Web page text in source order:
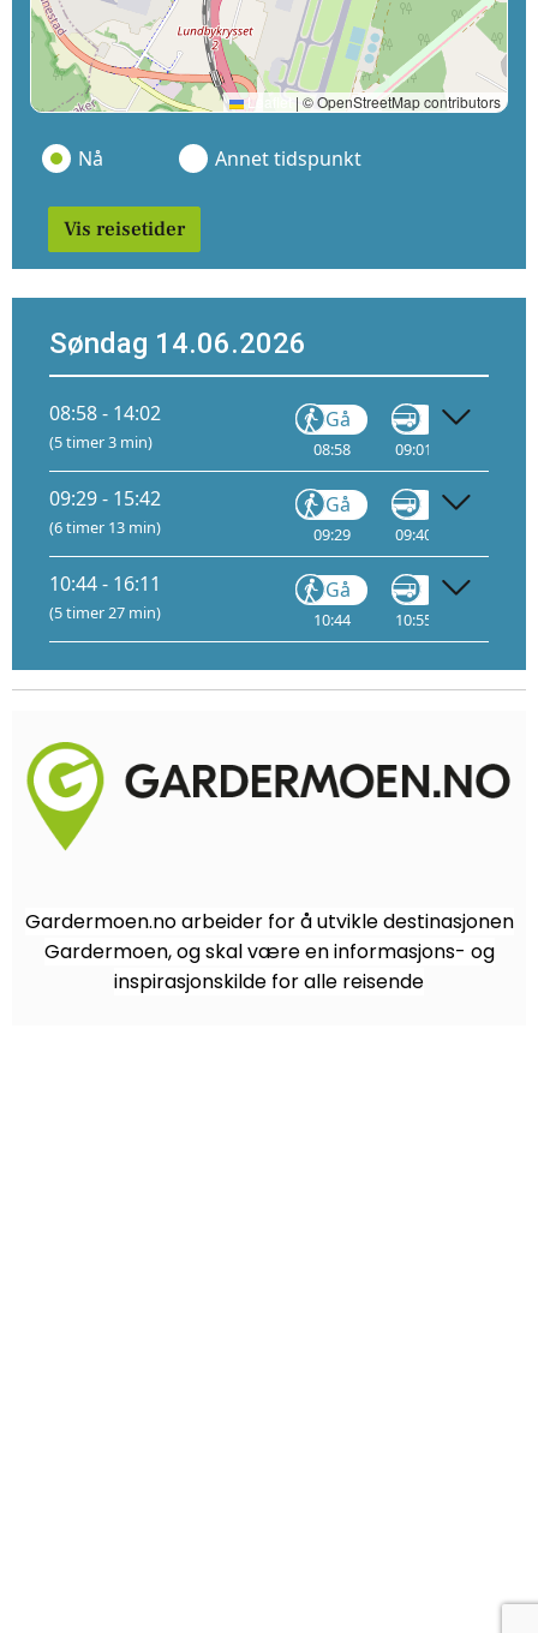
Leaflet | © OpenStreetMap contributors
Nå Annet tidspunkt
Vis reisetider
Søndag 14.06.2026
08:58 - 14:02
(5 timer 3 min)
Gå
08:58
09:01
A
09:29 - 15:42
(6 timer 13 min)
Gå
09:29
09:40
1
10:44 - 16:11
(5 timer 27 min)
Gå
10:44
10:55
1
Gardermoen.no arbeider for å utvikle destinasjonen
Gardermoen, og skal være en informasjons- og
inspirasjonskilde for alle reisende